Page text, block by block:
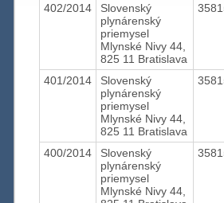
402/2014
Slovenský
plynárenský
priemysel
Mlynské Nivy 44,
825 11 Bratislava
401/2014
Slovenský
plynárenský
priemysel
Mlynské Nivy 44,
825 11 Bratislava
400/2014
Slovenský
plynárenský
priemysel
Mlynské Nivy 44,